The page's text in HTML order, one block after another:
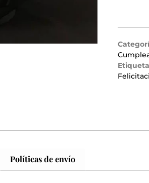
Políticas de envío